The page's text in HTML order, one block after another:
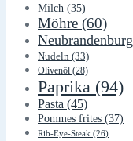
Milch (35)
Möhre (60)
Neubrandenburg
Nudeln (33)
Olivenöl (28)
Paprika (94)
Pasta (45)
Pommes frites (37)
Rib-Eye-Steak (26)